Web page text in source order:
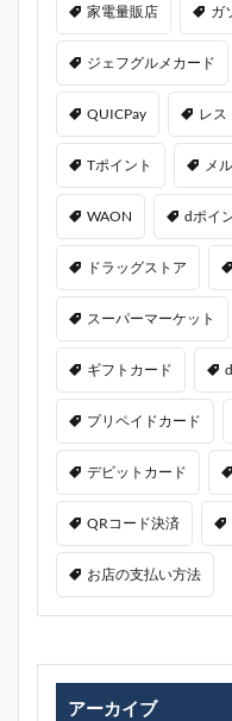
家電量販店 ガ
ジェフグルメカード
QUICPay レス
Tポイント メ
WAON dポイ
ドラッグストア
スーパーマーケット
ギフトカード
プリペイドカード
デビットカード
QRコード決済
お店の支払い方法
アーカイブ